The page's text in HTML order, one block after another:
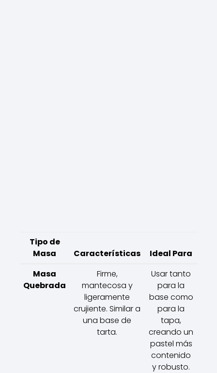
Tipo de
Masa
Características
Ideal Para
Masa
Quebrada
Firme,
mantecosa y
ligeramente
crujiente. Similar a
una base de
tarta.
Usar tanto
para la
base como
para la
tapa,
creando un
pastel más
contenido
y robusto.